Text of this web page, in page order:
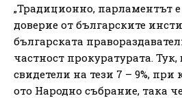
„Традиционно, парламентът
доверие от българските
българската
частност прокуратурата. Тук,
свидетели на тези 7 – 9%,
ото Народно събрание, така